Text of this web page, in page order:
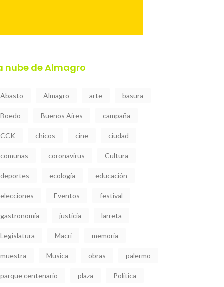
nube de Almagro
Abasto Almagro arte basura
Boedo Buenos Aires campaña
CCK chicos cine ciudad
comunas coronavirus Cultura
deportes ecología educación
elecciones Eventos festival
gastronomía justicia larreta
Legislatura Macri memoria
muestra Musica obras palermo
parque centenario plaza Politica